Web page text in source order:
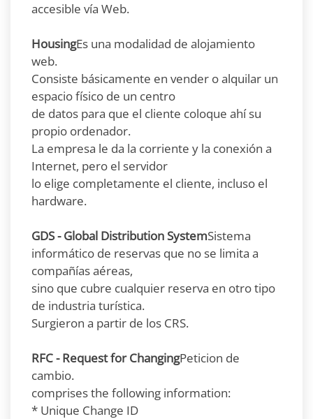
accesible vía Web.
HousingEs una modalidad de alojamiento
web.
Consiste básicamente en vender o alquilar un
espacio físico de un centro
de datos para que el cliente coloque ahí su
propio ordenador.
La empresa le da la corriente y la conexión a
Internet, pero el servidor
lo elige completamente el cliente, incluso el
hardware.
GDS - Global Distribution SystemSistema
informático de reservas que no se limita a
compañías aéreas,
sino que cubre cualquier reserva en otro tipo
de industria turística.
Surgieron a partir de los CRS.
RFC - Request for ChangingPeticion de
cambio.
comprises the following information:
* Unique Change ID